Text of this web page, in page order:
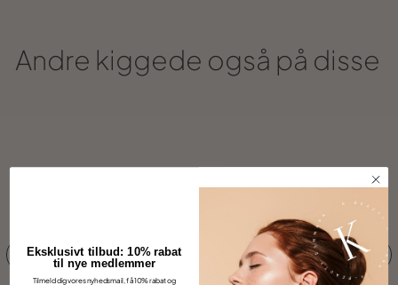
Andre kiggede også på disse
Eksklusivt tilbud: 10% rabat
til nye medlemmer
Tilmeld dig vores nyhedsmail, få 10% rabat og